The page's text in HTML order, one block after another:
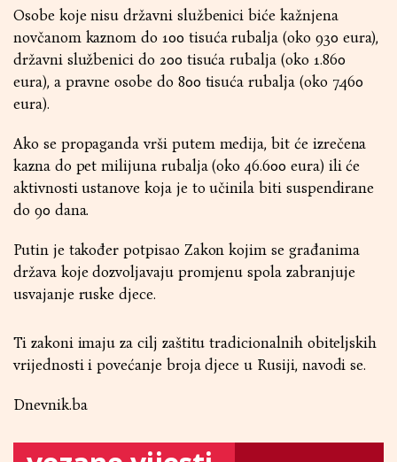
Osobe koje nisu državni službenici biće kažnjena
novčanom kaznom do 100 tisuća rubalja (oko 930 eura),
državni službenici do 200 tisuća rubalja (oko 1.860
eura), a pravne osobe do 800 tisuća rubalja (oko 7.460
eura).
Ako se propaganda vrši putem medija, bit će izrečena
kazna do pet milijuna rubalja (oko 46.600 eura) ili će
aktivnosti ustanove koja je to učinila biti suspendirane
do 90 dana.
Putin je također potpisao Zakon kojim se građanima
država koje dozvoljavaju promjenu spola zabranjuje
usvajanje ruske djece.
Ti zakoni imaju za cilj zaštitu tradicionalnih obiteljskih
vrijednosti i povećanje broja djece u Rusiji, navodi se.
Dnevnik.ba